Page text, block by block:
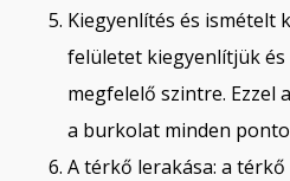
Kiegyenlítés és ismételt
felületet kiegyenlítjük
megfelelő szintre. Ezzel
a burkolat minden
A térkő lerakása: a